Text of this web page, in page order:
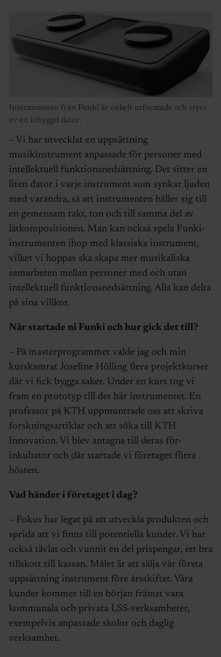
Instrumenten från Funki är enkelt utformade och styrs
av en inbyggd dator.
– Vi har utvecklat en uppsättning
musikinstrument anpassade för personer med
intellektuell funktionsnedsättning. Det sitter en
liten dator i varje instrument som synkar ljuden
med varandra, så att instrumenten håller sig till
en gemensam takt, ton och till samma del av
låtkompositionen. Man kan också spela Funki-
instrumenten ihop med klassiska instrument,
vilket vi hoppas ska skapa mer musikaliska
samarbeten mellan personer med och utan
intellektuell funktionsnedsättning. Alla kan delta
på sina villkor.
När startade ni Funki och hur gick det till?
– På masterprogrammet valde jag och min
kurskamrat Josefine Hölling flera projektkurser
där vi fick bygga saker. Under en kurs tog vi
fram en prototyp till det här instrumentet. En
professor på KTH uppmuntrade oss att skriva
forskningsartiklar och att söka till KTH
Innovation. Vi blev antagna till deras för-
inkubator och där startade vi företaget förra
hösten.
Vad händer i företaget i dag?
– Fokus har legat på att utveckla produkten och
sprida att vi finns till potentiella kunder. Vi har
också tävlat och vunnit en del prispengar, ett bra
tillskott till kassan. Målet är att sälja vår första
uppsättning instrument före årsskiftet. Våra
kunder kommer till en början främst vara
kommunala och privata LSS-verksamheter,
exempelvis anpassade skolor och daglig
verksamhet.